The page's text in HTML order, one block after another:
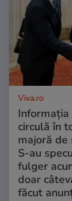
Viva.ro
circulă în
majoră
S-au
fulger
doar
făcut